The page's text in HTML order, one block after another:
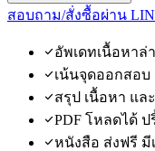
สอบถาม/สั่งซื้อผ่าน
อัพเดทเนื้อหาล่
เน้นจุดออกสอบ
สรุป เนื้อหา แล
PDF โหลดได้ ป
หนังสือ ส่งฟรี มี